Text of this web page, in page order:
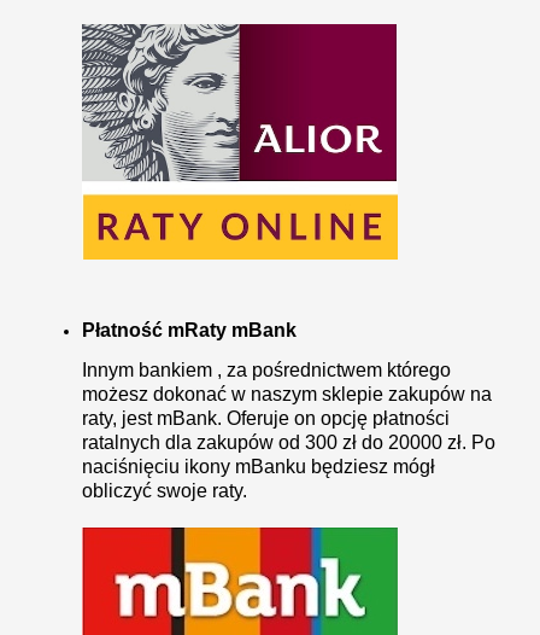
Płatność mRaty mBank
Innym bankiem , za pośrednictwem którego
możesz dokonać w naszym sklepie zakupów na
raty, jest mBank. Oferuje on opcję płatności
ratalnych dla zakupów od 300 zł do 20000 zł. Po
naciśnięciu ikony mBanku będziesz mógł
obliczyć swoje raty.